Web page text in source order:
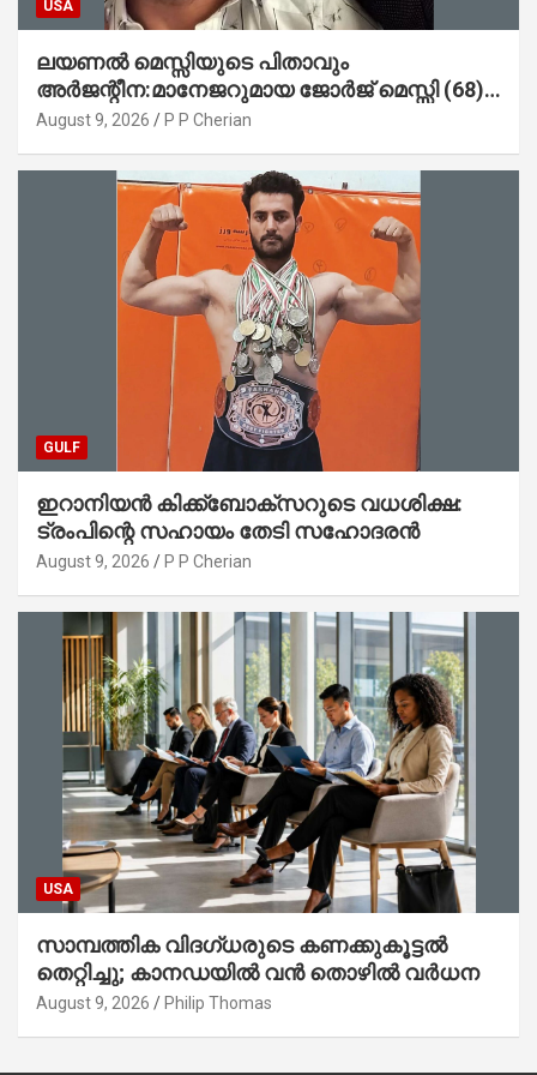
USA
ലയണൽ മെസ്സിയുടെ പിതാവും
അർജന്റീന:മാനേജറുമായ ജോർജ് മെസ്സി (68)
അന്തരിച്ചു
August 9, 2026 P P Cherian
GULF
ഇറാനിയൻ കിക്ക്ബോക്സറുടെ വധശിക്ഷ:
ട്രംപിന്റെ സഹായം തേടി സഹോദരൻ
August 9, 2026 P P Cherian
USA
സാമ്പത്തിക വിദഗ്ധരുടെ കണക്കുകൂട്ടൽ
തെറ്റിച്ചു; കാനഡയിൽ വൻ തൊഴിൽ വർധന
August 9, 2026 Philip Thomas